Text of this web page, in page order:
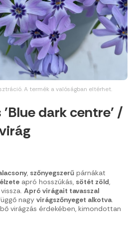
A termék a valóságban eltérhet.
'Blue dark centre' /
, szőnyegszerű párnákat
apró hosszúkás, sötét zöld,
Apró virágait tavasszal
nagy virágszőnyeget alkotva.
virágzás érdekében, kimondottan